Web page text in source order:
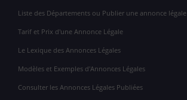
Liste des Départements ou Publier une annonce légale
Tarif et Prix d'une Annonce Légale
Le Lexique des Annonces Légales
Modèles et Exemples d'Annonces Légales
Consulter les Annonces Légales Publiées